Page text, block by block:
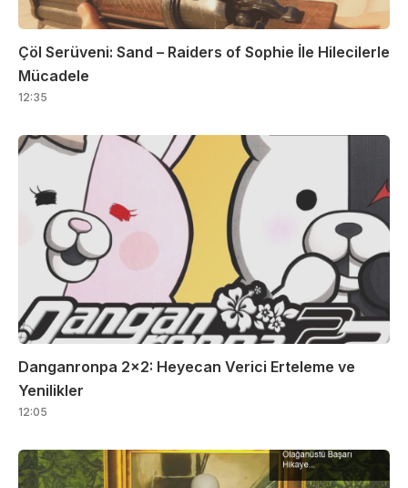
Çöl Serüveni: Sand – Raiders of Sophie İle Hilecilerle
Mücadele
12:35
Danganronpa 2×2: Heyecan Verici Erteleme ve
Yenilikler
12:05